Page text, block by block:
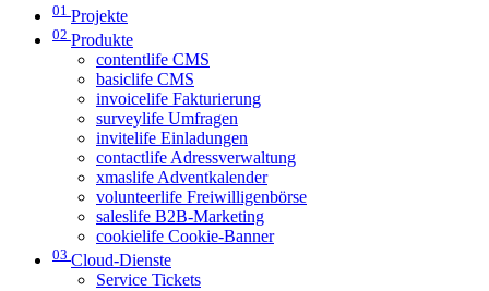
01 Projekte
02 Produkte
contentlife CMS
basiclife CMS
invoicelife Fakturierung
surveylife Umfragen
invitelife Einladungen
contactlife Adressverwaltung
xmaslife Adventkalender
volunteerlife Freiwilligenbörse
saleslife B2B-Marketing
cookielife Cookie-Banner
03 Cloud-Dienste
Service Tickets